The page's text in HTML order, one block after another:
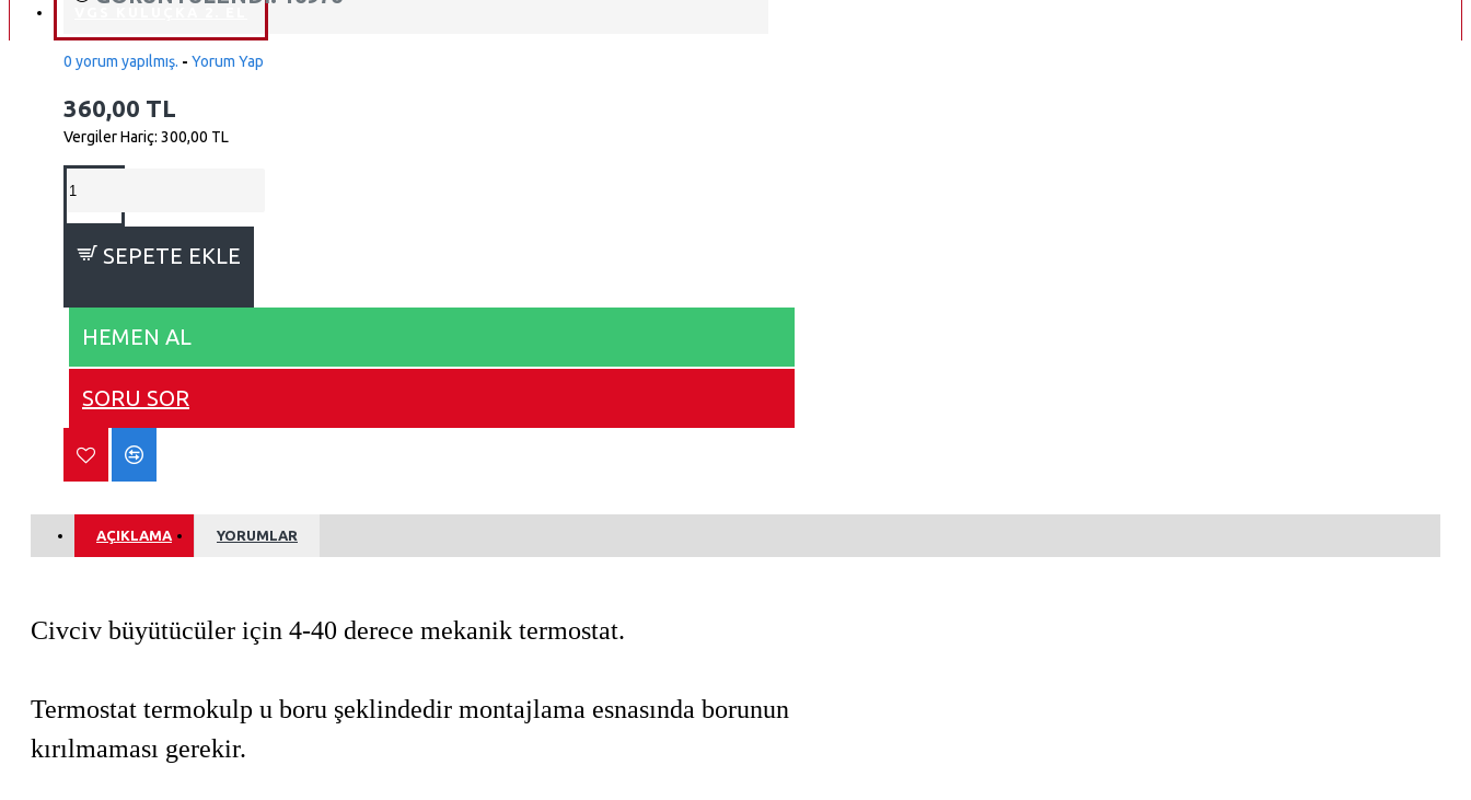
0 yorum yapılmış. - Yorum Yap
360,00 TL
Vergiler Hariç: 300,00 TL
SEPETE EKLE
HEMEN AL
SORU SOR
AÇIKLAMA YORUMLAR
Civciv büyütücüler için 4-40 derece mekanik termostat.
Termostat termokulp u boru şeklindedir montajlama esnasında borunun
kırılmaması gerekir.